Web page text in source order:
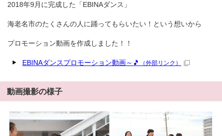
2018年9月に完成した「EBINAダンス」
海老名市のたくさんの人に踊ってもらいたい！という想いから
プロモーション動画を作成しました！！
EBINAダンスプロモーション動画～🎵 （外部リンク）
動画撮影の様子